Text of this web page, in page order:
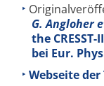
G. Angloher
the
bei Eur.
Webseite